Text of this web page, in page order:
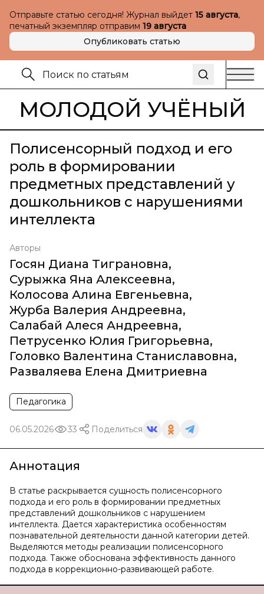
Отправьте статью сегодня! Журнал выйдет 15 августа,
печатный экземпляр отправим 19 августа
Опубликовать статью
МОЛОДОЙ УЧЁНЫЙ
Полисенсорный подход и его
роль в формировании
предметных представлений у
дошкольников с нарушениями
интеллекта
Авторы
Госян Диана Тиграновна,
Сурыжка Яна Алексеевна,
Колосова Алина Евгеньевна,
Журба Валерия Андреевна,
Салабай Алеся Андреевна,
Петрусенко Юлия Григорьевна,
Головко Валентина Станиславовна,
Разваляева Елена Дмитриевна
Педагогика
06.05.2026 33 Поделиться
Аннотация
В статье раскрывается сущность полисенсорного
подхода и его роль в формировании предметных
представлений дошкольников с нарушением
интеллекта. Дается характеристика особенностям
познавательной деятельности данной категории детей.
Выделяются методы реализации полисенсорного
подхода. Также обоснована эффективность данного
подхода в коррекционно-развивающей работе.